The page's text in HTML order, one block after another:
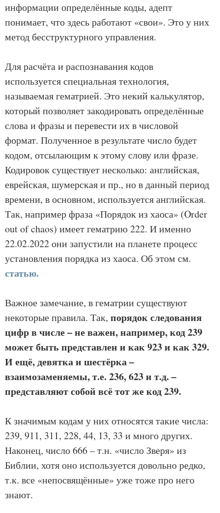
информации определённые коды, адепт
понимает, что здесь работают «свои». Это у них
метод бесструктурного управления.
Для расчёта и распознавания кодов
используется специальная технология,
называемая гематрией. Это некий калькулятор,
который позволяет закодировать определённые
слова и фразы и перевести их в числовой
формат. Полученное в результате число будет
кодом, отсылающим к этому слову или фразе.
Кодировок существует несколько: английская,
еврейская, шумерская и пр., но в данный период
времени, в основном, используется английская.
Так, например фраза «Порядок из хаоса» (Order
out of chaos) имеет гематрию 222. И именно
22.02.2022 они запустили на планете процесс
установления порядка из хаоса. Об этом см.
статью.
Важное замечание, в гематрии существуют
некоторые правила. Так, порядок следования
цифр в числе – не важен, например,код 239
может быть представлен и как 923 и как 329.
И ещё, девятка и шестёрка –
взаимозаменяемы, т.е. 236, 623 и т.д. –
представляют собой всё тот же код 239.
К значимым кодам у них относятся такие числа:
239, 911, 311, 228, 44, 13, 33 и много других.
Наконец, число 666 – т.н. «число Зверя» из
Библии, хотя оно используется довольно редко,
т.к. все «непосвящённые» уже тоже про него
знают.